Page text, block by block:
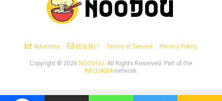
Advertise 联络我们 Terms of Service Privacy Policy
Copyright © 2026 NOODOU. All Rights Reserved. Part of the
INFLUASIAnetwork.